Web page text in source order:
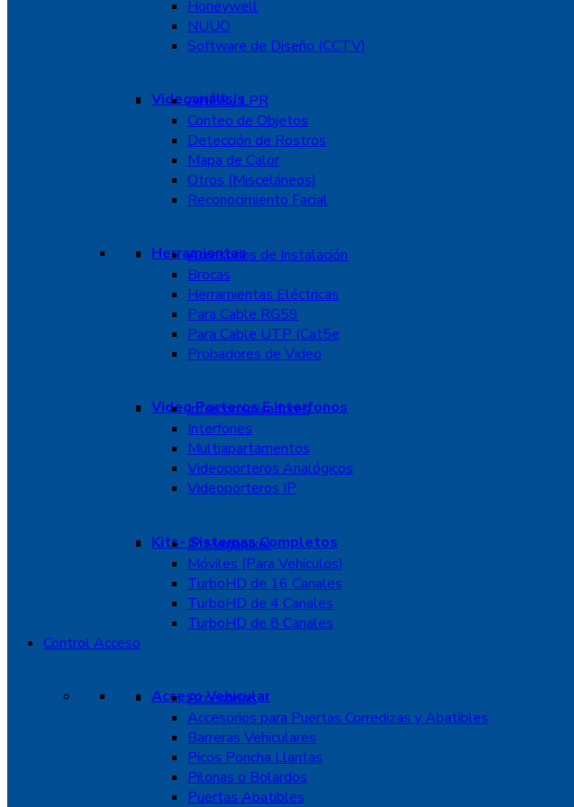
Honeywell
NUUO
Software de Diseño (CCTV)
Videoanálisis
ANPR / LPR
Conteo de Objetos
Detección de Rostros
Mapa de Calor
Otros (Misceláneos)
Reconocimiento Facial
Herramientas
Accesorios de Instalación
Brocas
Herramientas Eléctricas
Para Cable RG59
Para Cable UTP (Cat5e
Probadores de Video
Video Porteros E Interfonos
Intercomunicadores
Interfones
Multiapartamentos
Videoporteros Analógicos
Videoporteros IP
Kits- Sistemas Completos
IP Megapixel
Móviles (Para Vehículos)
TurboHD de 16 Canales
TurboHD de 4 Canales
TurboHD de 8 Canales
Control Acceso
Acceso Vehicular
Accesorios
Accesorios para Puertas Corredizas y Abatibles
Barreras Vehiculares
Picos Poncha Llantas
Pilonas o Bolardos
Puertas Abatibles